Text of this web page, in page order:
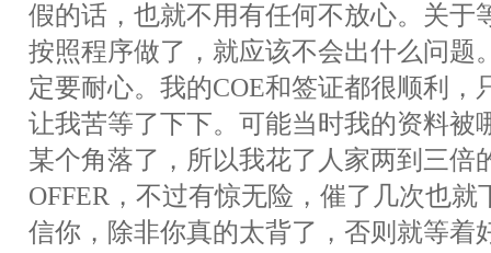
假的话，也就不用有任何不放心。关于
按照程序做了，就应该不会出什么问题
定要耐心。我的COE和签证都很顺利，
让我苦等了下下。可能当时我的资料被
某个角落了，所以我花了人家两到三倍
OFFER，不过有惊无险，催了几次也
信你，除非你真的太背了，否则就等着